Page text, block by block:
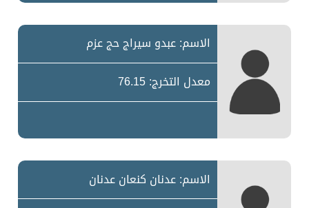
الاسم: عبدو سيراج حج عزم
معدل التخرج: 76.15
الاسم: عدنان كنعان عدنان